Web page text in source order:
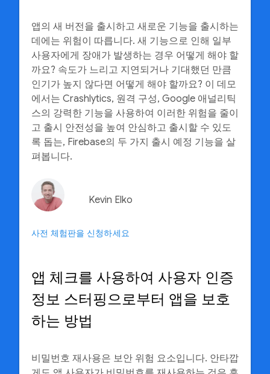
앱의 새 버전을 출시하고 새로운 기능을 출시하는
데에는 위험이 따릅니다. 새 기능으로 인해 일부
사용자에게 장애가 발생하는 경우 어떻게 해야 할
까요? 속도가 느리고 지연되거나 기대했던 만큼
인기가 높지 않다면 어떻게 해야 할까요? 이 데모
에서는 Crashlytics, 원격 구성, Google 애널리틱
스의 강력한 기능을 사용하여 이러한 위험을 줄이
고 출시 안전성을 높여 안심하고 출시할 수 있도
록 돕는, Firebase의 두 가지 출시 예정 기능을 살
펴봅니다.
Kevin Elko
사전 체험판을 신청하세요
앱 체크를 사용하여 사용자 인증
정보 스터핑으로부터 앱을 보호
하는 방법
비밀번호 재사용은 보안 위험 요소입니다. 안타깝